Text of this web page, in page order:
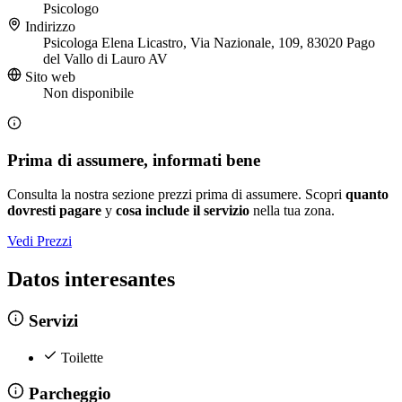
Psicologo
Indirizzo
Psicologa Elena Licastro, Via Nazionale, 109, 83020 Pago
del Vallo di Lauro AV
Sito web
Non disponibile
Prima di assumere, informati bene
Consulta la nostra sezione prezzi prima di assumere. Scopri quanto
dovresti pagare y cosa include il servizio nella tua zona.
Vedi Prezzi
Datos interesantes
Servizi
Toilette
Parcheggio